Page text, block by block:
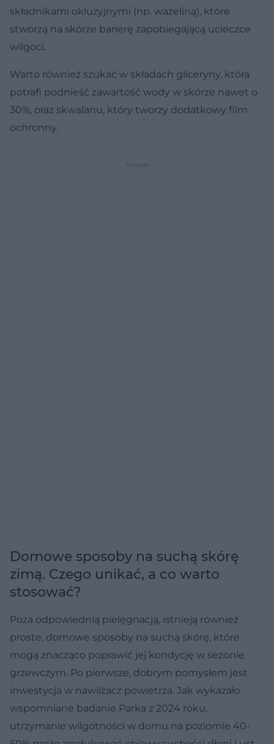
składnikami okluzyjnymi (np. wazeliną), które
stworzą na skórze barierę zapobiegającą ucieczce
wilgoci.
Warto również szukać w składach gliceryny, która
potrafi podnieść zawartość wody w skórze nawet o
30%, oraz skwalanu, który tworzy dodatkowy film
ochronny.
Domowe sposoby na suchą skórę
zimą. Czego unikać, a co warto
stosować?
Poza odpowiednią pielęgnacją, istnieją również
proste, domowe sposoby na suchą skórę, które
mogą znacząco poprawić jej kondycję w sezonie
grzewczym. Po pierwsze, dobrym pomysłem jest
inwestycja w nawilżacz powietrza. Jak wykazało
wspomniane badanie Parka z 2024 roku,
utrzymanie wilgotności w domu na poziomie 40-